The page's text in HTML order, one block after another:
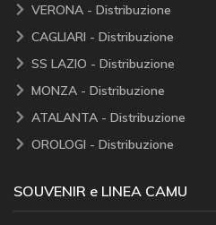
VERONA - Distribuzione
CAGLIARI - Distribuzione
SS LAZIO - Distribuzione
MONZA - Distribuzione
ATALANTA - Distribuzione
OROLOGI - Distribuzione
SOUVENIR e LINEA CAMU